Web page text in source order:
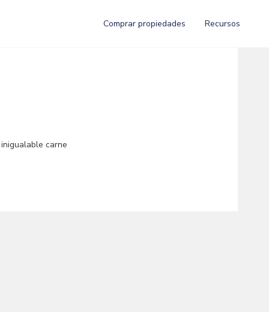
Comprar propiedades Recursos
carne